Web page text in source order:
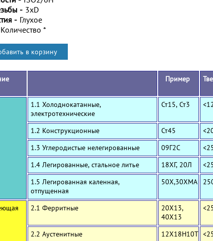
- 3xD
- Глухое
Количество *
Пример
1.1 Холоднокатанные,
электротехнические
Ст15, Ст3
1.2 Конструкционные Ст45
1.3 Углеродистые нелегированные
09Г2С
1.4 Легированные, стальное литье
18ХГ, 20Л
1.5 Легированная каленная,
отпущенная
50Х,30ХМА
2.1 Ферритные
20Х13,
40Х13
2.2 Аустенитные 12Х18Н10Т